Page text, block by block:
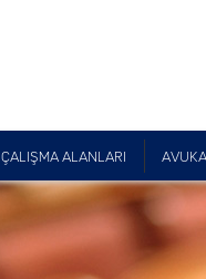
ÇALIŞMA ALANLARI